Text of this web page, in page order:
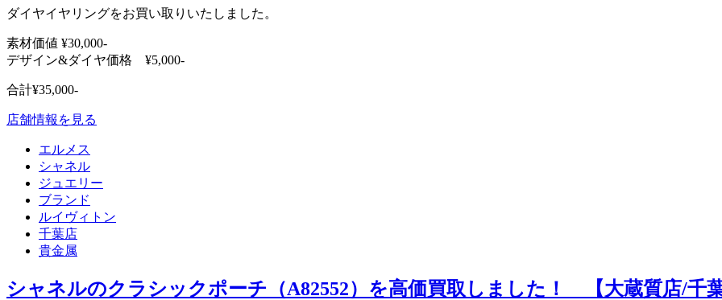
ダイヤイヤリングをお買い取りいたしました。
素材価値 ¥30,000-
デザイン&ダイヤ価格 ¥5,000-
合計¥35,000-
店舗情報を見る
エルメス
シャネル
ジュエリー
ブランド
ルイヴィトン
千葉店
貴金属
シャネルのクラシックポーチ（A82552）を高価買取しました！ 【大蔵質店/千